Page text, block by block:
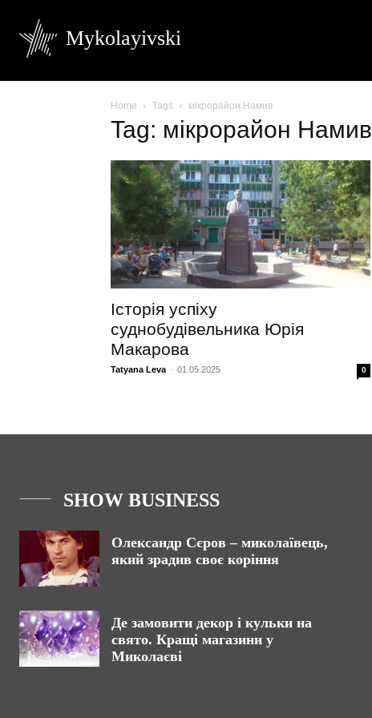
Mykolayivski
Home Tags мікрорайон Намив
Tag: мікрорайон Намив
Історія успіху
суднобудівельника Юрія
Макарова
Tatyana Leva - 01.05.2025 0
SHOW BUSINESS
Олександр Сєров – миколаївець,
який зрадив своє коріння
Де замовити декор і кульки на
свято. Кращі магазини у
Миколаєві